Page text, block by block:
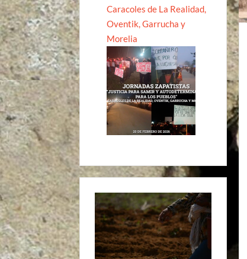
Caracoles de La Realidad,
Oventik, Garrucha y
Morelia